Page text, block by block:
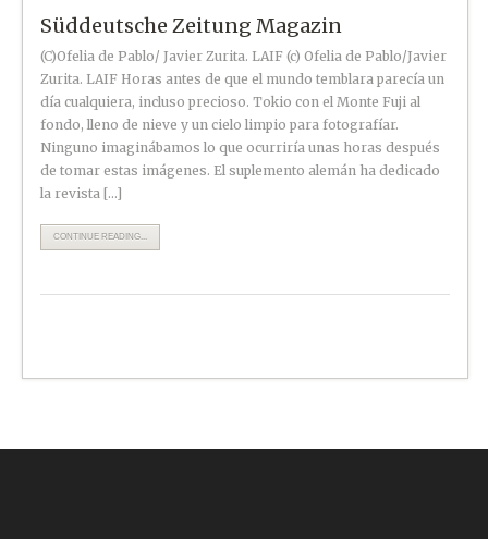
Süddeutsche Zeitung Magazin
(C)Ofelia de Pablo/ Javier Zurita. LAIF (c) Ofelia de Pablo/Javier
Zurita. LAIF Horas antes de que el mundo temblara parecía un
día cualquiera, incluso precioso. Tokio con el Monte Fuji al
fondo, lleno de nieve y un cielo limpio para fotografíar.
Ninguno imaginábamos lo que ocurriría unas horas después
de tomar estas imágenes. El suplemento alemán ha dedicado
la revista […]
CONTINUE READING...